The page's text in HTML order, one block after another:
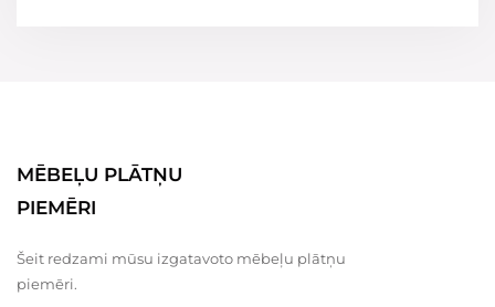
MĒBEĻU PLĀTŅU
PIEMĒRI
Šeit redzami mūsu izgatavoto mēbeļu plātņu
piemēri.